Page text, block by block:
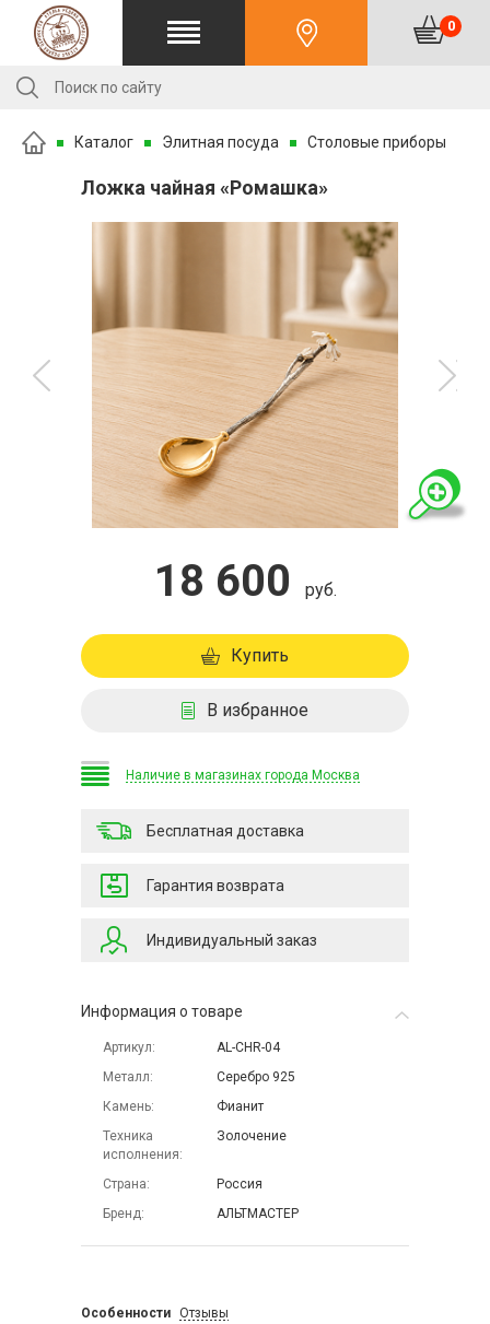
0
Каталог Элитная посуда Столовые приборы
Ложка чайная «Ромашка»
18 600 руб.
Купить
В избранное
Наличие в магазинах города Москва
Бесплатная доставка
Гарантия возврата
Индивидуальный заказ
Информация о товаре
Артикул
AL-CHR-04
Металл
Серебро 925
Камень
Фианит
Техника
исполнения
Золочение
Страна
Россия
Бренд
АЛЬТМАСТЕР
Особенности Отзывы